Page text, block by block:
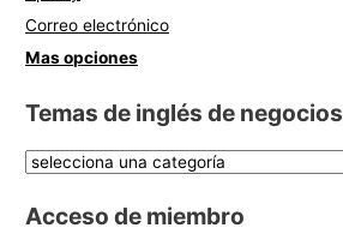
Correo electrónico
Mas opciones
Temas de inglés de negocios
Acceso de miembro